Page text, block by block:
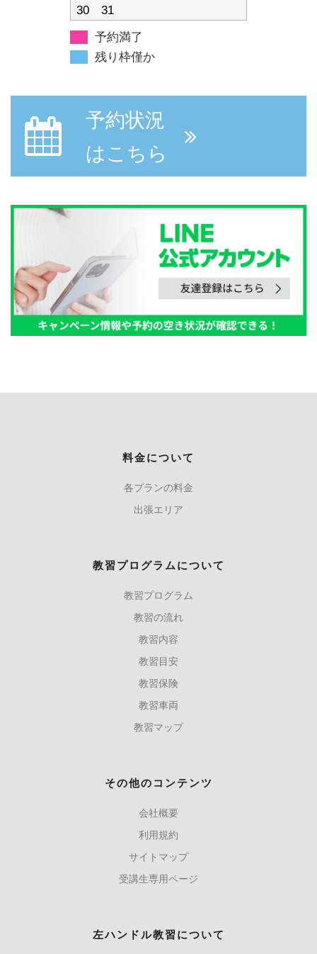
30
31
予約満了
残り枠僅か
予約状況
はこちら
料金について
各プランの料金
出張エリア
教習プログラムについて
教習プログラム
教習の流れ
教習内容
教習目安
教習保険
教習車両
教習マップ
その他のコンテンツ
会社概要
利用規約
サイトマップ
受講生専用ページ
左ハンドル教習について